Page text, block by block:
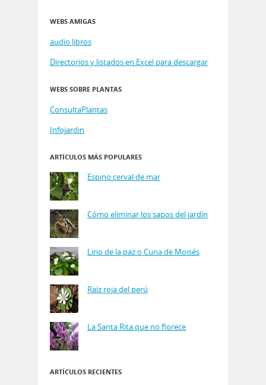
WEBS AMIGAS
audio libros
Directorios y listados en Excel para descargar
WEBS SOBRE PLANTAS
ConsultaPlantas
Infojardin
ARTÍCULOS MÁS POPULARES
Espino cerval de mar
Cómo eliminar los sapos del jardín
Lirio de la paz o Cuna de Moisés
Raíz roja del perú
La Santa Rita que no florece
ARTÍCULOS RECIENTES